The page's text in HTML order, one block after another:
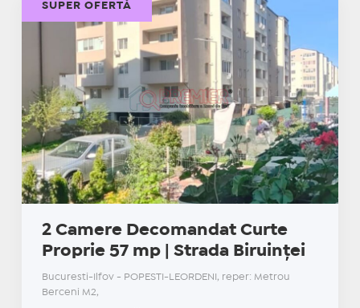
2 Camere Decomandat Curte
Proprie 57 mp | Strada Biruinței
Bucuresti-Ilfov - POPESTI-LEORDENI, reper: Metrou
Berceni M2,
SUPER OFERTĂ